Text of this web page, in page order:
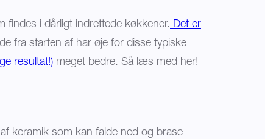
findes i dårligt indrettede køkkener. Det er
fra starten af har øje for disse typiske
resultat!) meget bedre. Så læs med her!
keramik som kan falde ned og brase